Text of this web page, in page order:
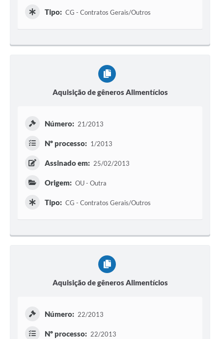
Tipo: CG - Contratos Gerais/Outros
Aquisição de gêneros Alimentícios
Número: 21/2013
Nº processo: 1/2013
Assinado em: 25/02/2013
Origem: OU - Outra
Tipo: CG - Contratos Gerais/Outros
Aquisição de gêneros Alimentícios
Número: 22/2013
Nº processo: 22/2013